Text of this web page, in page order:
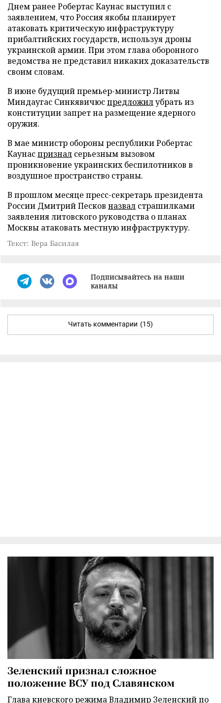
Днем ранее Робертас Каунас выступил с
заявлением, что Россия якобы планирует
атаковать критическую инфраструктуру
прибалтийских государств, используя дроны
украинской армии. При этом глава оборонного
ведомства не представил никаких доказательств
своим словам.
В июне будущий премьер-министр Литвы
Миндаугас Синкявичюспредложилубрать из
конституции запрет на размещение ядерного
оружия.
В мае министр обороны республики Робертас
Каунаспризнал серьезным вызовом
проникновение украинских беспилотников в
воздушное пространство страны.
В прошлом месяце пресс-секретарь президента
России Дмитрий Песков назвал страшилками
заявления литовского руководства о планах
Москвы атаковать местную инфраструктуру.
Текст: Вера Басилая
Подписывайтесь на наши
каналы
Читать комментарии (15)
Зеленский признал сложное
положение ВСУ под Славянском
Глава киевского режима Владимир Зеленский по